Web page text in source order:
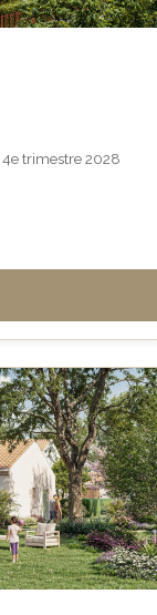
4e trimestre 2028